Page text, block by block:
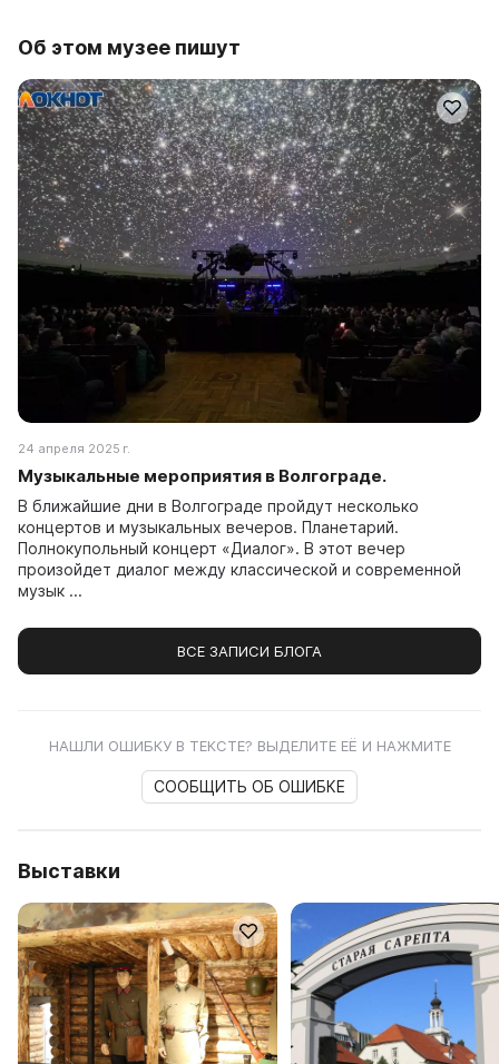
Об этом музее пишут
24 апреля 2025 г.
Музыкальные мероприятия в Волгограде.
В ближайшие дни в Волгограде пройдут несколько
концертов и музыкальных вечеров. Планетарий.
Полнокупольный концерт «Диалог». В этот вечер
произойдет диалог между классической и современной
музык ...
ВСЕ ЗАПИСИ БЛОГА
НАШЛИ ОШИБКУ В ТЕКСТЕ? ВЫДЕЛИТЕ ЕЁ И НАЖМИТЕ
СООБЩИТЬ ОБ ОШИБКЕ
Выставки